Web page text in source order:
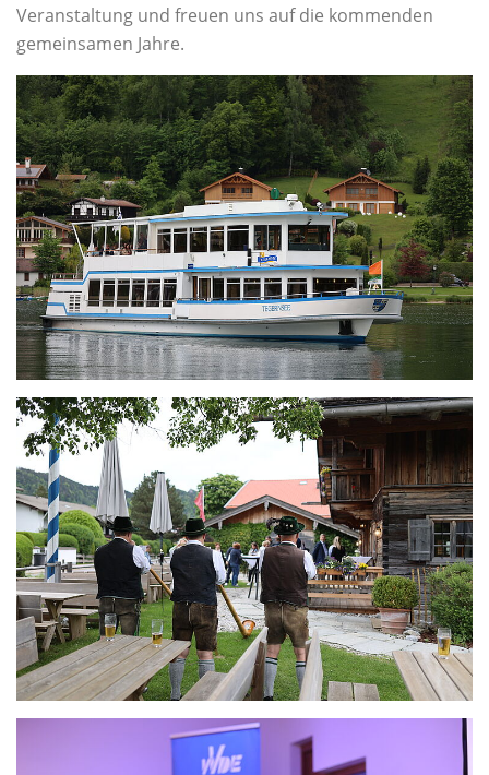
Veranstaltung und freuen uns auf die kommenden
gemeinsamen Jahre.
ZENTRALE